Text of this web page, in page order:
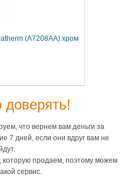
(A7208AA) хром
что вернем вам деньги за
7 дней, если они вдруг вам не
которую продаем, поэтому можем
сервис.